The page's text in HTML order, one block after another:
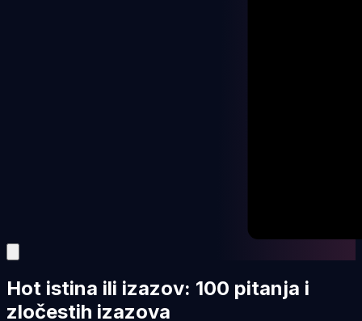
Hot istina ili izazov: 100 pitanja i
zločestih izazova